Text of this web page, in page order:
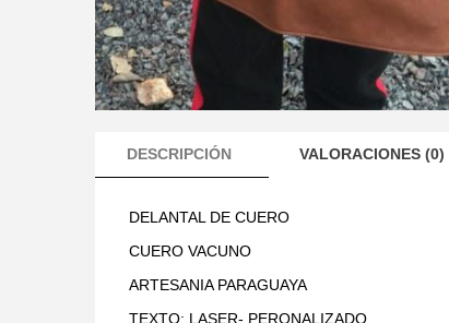
DESCRIPCIÓN VALORACIONES (0)
DELANTAL DE CUERO
CUERO VACUNO
ARTESANIA PARAGUAYA
TEXTO: LASER- PERONALIZADO